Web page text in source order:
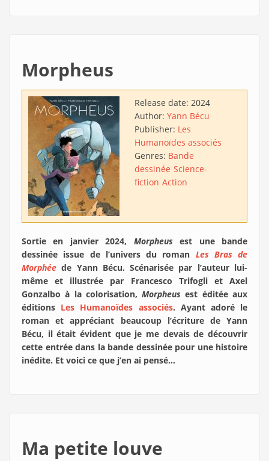
Morpheus
Release date: 2024
Author: Yann Bécu
Publisher: Les
Humanoïdes associés
Genres: Bande
dessinée Science-
fiction Action
Sortie en janvier 2024, Morpheus est une bande
dessinée issue de l’univers du roman Les Bras de
Morphée de Yann Bécu. Scénarisée par l’auteur lui-
même et illustrée par Francesco Trifogli et Axel
Gonzalbo à la colorisation,Morpheus est éditée aux
éditions Les Humanoïdes associés. Ayant adoré le
roman et appréciant beaucoup l’écriture de Yann
Bécu, il était évident que je me devais de découvrir
cette entrée dans la bande dessinée pour une histoire
inédite. Et voici ce que j’en ai pensé…
Ma petite louve